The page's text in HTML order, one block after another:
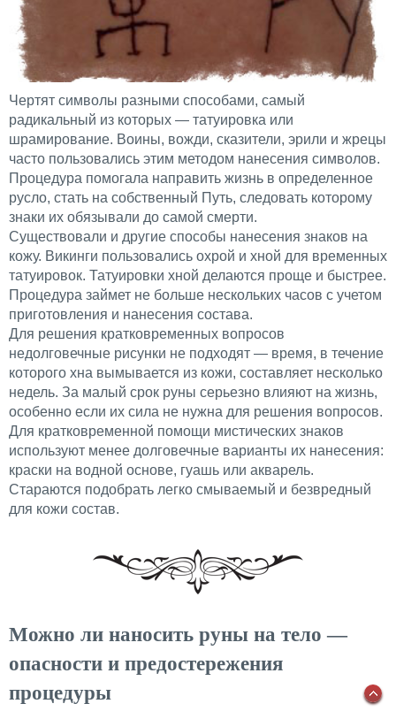
Чертят символы разными способами, самый
радикальный из которых — татуировка или
шрамирование. Воины, вожди, сказители, эрили и жрецы
часто пользовались этим методом нанесения символов.
Процедура помогала направить жизнь в определенное
русло, стать на собственный Путь, следовать которому
знаки их обязывали до самой смерти.
Существовали и другие способы нанесения знаков на
кожу. Викинги пользовались охрой и хной для временных
татуировок. Татуировки хной делаются проще и быстрее.
Процедура займет не больше нескольких часов с учетом
приготовления и нанесения состава.
Для решения кратковременных вопросов
недолговечные рисунки не подходят — время, в течение
которого хна вымывается из кожи, составляет несколько
недель. За малый срок руны серьезно влияют на жизнь,
особенно если их сила не нужна для решения вопросов.
Для кратковременной помощи мистических знаков
используют менее долговечные варианты их нанесения:
краски на водной основе, гуашь или акварель.
Стараются подобрать легко смываемый и безвредный
для кожи состав.
Можно ли наносить руны на тело —
опасности и предостережения
процедуры